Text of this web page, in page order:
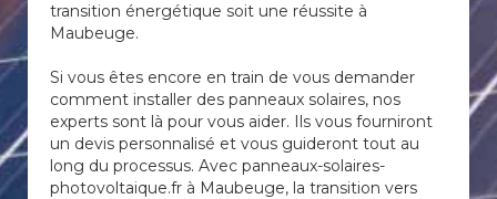
transition énergétique soit une réussite à
Maubeuge.
Si vous êtes encore en train de vous demander
comment installer des panneaux solaires, nos
experts sont là pour vous aider. Ils vous fourniront
un devis personnalisé et vous guideront tout au
long du processus. Avec panneaux-solaires-
photovoltaique.fr à Maubeuge, la transition vers